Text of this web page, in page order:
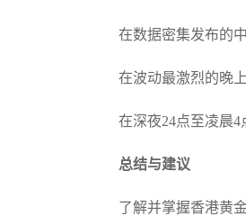
在数据密集发布的
在波动最激烈的晚
在深夜24点至凌晨4
总结与建议
了解并掌握香港黄